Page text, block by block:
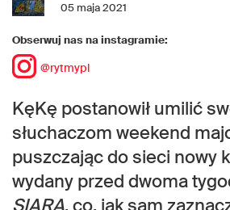
05 maja 2021
Obserwuj nas na instagramie:
@rytmypl
KęKę postanowił umilić
słuchaczom weekend
puszczając do sieci nowy
wydany przed dwoma